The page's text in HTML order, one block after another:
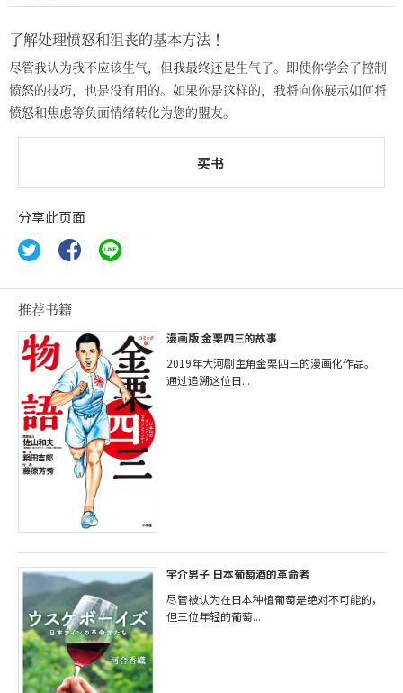
了解处理愤怒和沮丧的基本方法！
尽管我认为我不应该生气，但我最终还是生气了。即使你学会了控制
愤怒的技巧，也是没有用的。如果你是这样的，我将向你展示如何将
愤怒和焦虑等负面情绪转化为您的盟友。
买书
分享此页面
推荐书籍
漫画版 金栗四三的故事
2019年大河剧主角金栗四三的漫画化作品。
通过追溯这位日...
宇介男子 日本葡萄酒的革命者
尽管被认为在日本种植葡萄是绝对不可能的，
但三位年轻的葡萄...